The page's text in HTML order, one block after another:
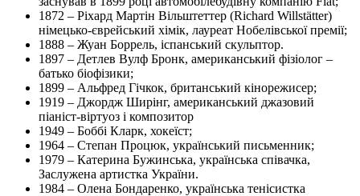
1872 – Ріхард Мартін Вільштеттер (Richard Willstätter)
німецько-єврейський хімік, лауреат Нобелівської премії;
1888 – Жуан Боррель, іспанський скульптор.
1897 – Детлев Вулф Бронк, американський фізіолог –
батько біофізики;
1899 – Альфред Гічкок, британський кінорежисер;
1919 – Джордж Ширінг, американський джазовий
піаніст-віртуоз і композитор
1949 – Боббі Кларк, хокеїст;
1964 – Степан Процюк, український письменник;
1979 – Катерина Бужинська, українська співачка,
Заслужена артистка України.
1984 – Олена Бондаренко, українська тенісистка